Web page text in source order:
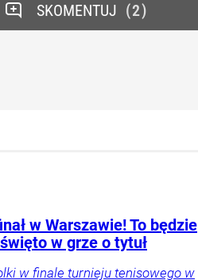
SKOMENTUJ 2
w Warszawie! To będzie
w grze o tytuł
w finale turnieju tenisowego w